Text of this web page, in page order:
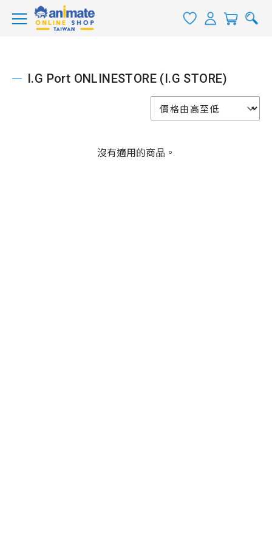
I.G Port ONLINESTORE (I.G STORE)
沒有適用的商品。